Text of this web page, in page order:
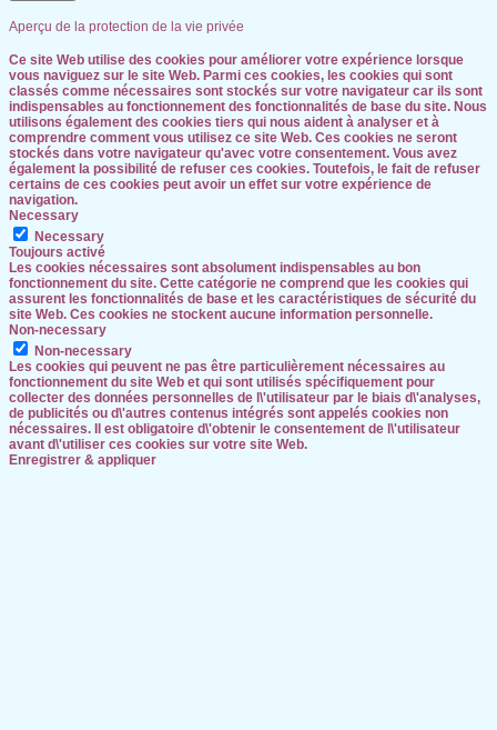
Aperçu de la protection de la vie privée
Ce site Web utilise des cookies pour améliorer votre expérience lorsque
vous naviguez sur le site Web. Parmi ces cookies, les cookies qui sont
classés comme nécessaires sont stockés sur votre navigateur car ils sont
indispensables au fonctionnement des fonctionnalités de base du site. Nous
utilisons également des cookies tiers qui nous aident à analyser et à
comprendre comment vous utilisez ce site Web. Ces cookies ne seront
stockés dans votre navigateur qu'avec votre consentement. Vous avez
également la possibilité de refuser ces cookies. Toutefois, le fait de refuser
certains de ces cookies peut avoir un effet sur votre expérience de
navigation.
Necessary
Necessary
Toujours activé
Les cookies nécessaires sont absolument indispensables au bon
fonctionnement du site. Cette catégorie ne comprend que les cookies qui
assurent les fonctionnalités de base et les caractéristiques de sécurité du
site Web. Ces cookies ne stockent aucune information personnelle.
Non-necessary
Non-necessary
Les cookies qui peuvent ne pas être particulièrement nécessaires au
fonctionnement du site Web et qui sont utilisés spécifiquement pour
collecter des données personnelles de l\'utilisateur par le biais d\'analyses,
de publicités ou d\'autres contenus intégrés sont appelés cookies non
nécessaires. Il est obligatoire d\'obtenir le consentement de l\'utilisateur
avant d\'utiliser ces cookies sur votre site Web.
Enregistrer & appliquer